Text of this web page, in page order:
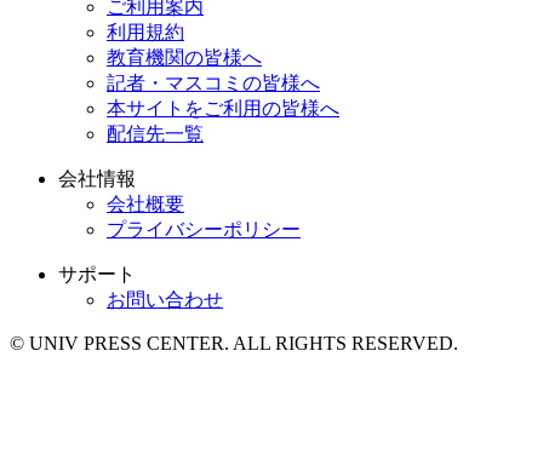
ご利用案内
利用規約
教育機関の皆様へ
記者・マスコミの皆様へ
本サイトをご利用の皆様へ
配信先一覧
会社情報
会社概要
プライバシーポリシー
サポート
お問い合わせ
© UNIV PRESS CENTER. ALL RIGHTS RESERVED.